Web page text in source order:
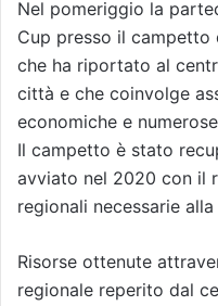
Nel pomeriggio la
Cup presso il campetto
che ha riportato al
città e che coinvolge
economiche e
Il campetto è stato
avviato nel 2020 con il
regionali necessarie
Risorse ottenute
regionale reperito dal